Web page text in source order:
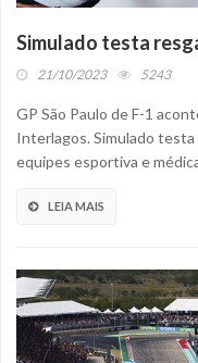
Simulado testa
21/10/2023 5243
GP São Paulo de F-1
Interlagos. Simulado testa
equipes esportiva e
LEIA MAIS